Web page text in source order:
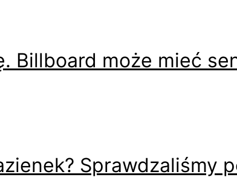
Billboard może mieć
Sprawdzaliśmy